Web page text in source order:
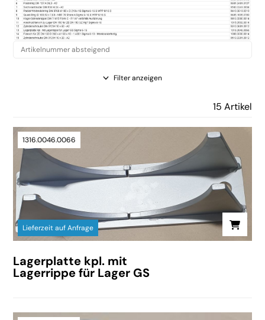
Filter anzeigen
15 Artikel
1316.0046.0066
Lieferzeit auf Anfrage
Lagerplatte kpl. mit
Lagerrippe für Lager GS